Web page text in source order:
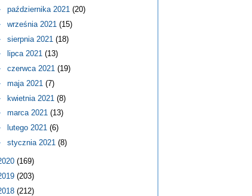
października 2021 (20)
września 2021 (15)
sierpnia 2021 (18)
lipca 2021 (13)
czerwca 2021 (19)
maja 2021 (7)
kwietnia 2021 (8)
marca 2021 (13)
lutego 2021 (6)
stycznia 2021 (8)
(169)
(203)
(212)